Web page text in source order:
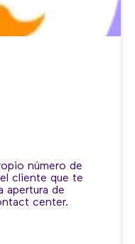
número de
cliente que te
apertura de
center.